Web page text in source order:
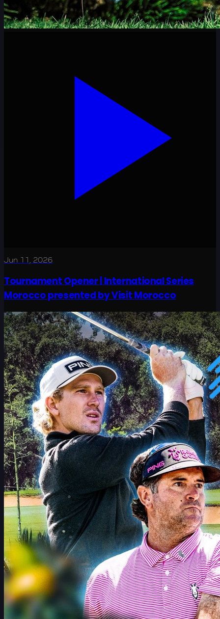
Jun 11, 2026
Tournament Opener | International Series
Morocco presented by Visit Morocco